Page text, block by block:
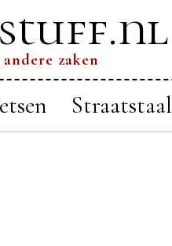
zaken
Straatstaal